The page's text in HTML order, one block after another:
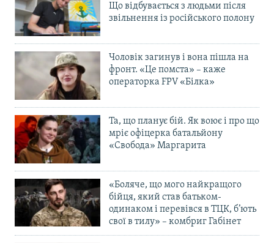
Що відбувається з людьми після
звільнення із російського полону
Чоловік загинув і вона пішла на
фронт. «Це помста» – каже
операторка FPV «Білка»
Та, що планує бій. Як воює і про що
мріє офіцерка батальйону
«Свобода» Маргарита
«Боляче, що мого найкращого
бійця, який став батьком-
одинаком і перевівся в ТЦК, б’ють
свої в тилу» – комбриг Габінет